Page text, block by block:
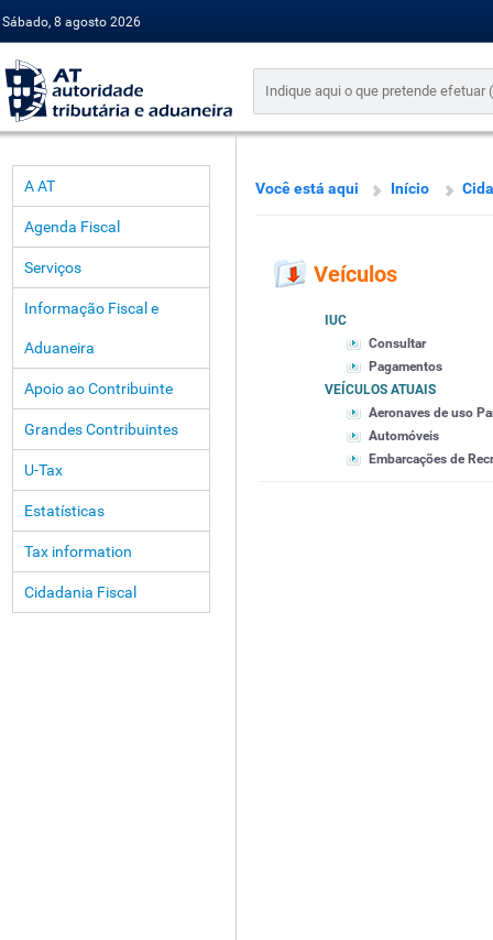
Sábado, 8 agosto 2026
A AT
Agenda Fiscal
Serviços
Informação Fiscal e
Aduaneira
Apoio ao Contribuinte
Grandes Contribuintes
U-Tax
Estatísticas
Tax information
Cidadania Fiscal
Você está aqui Início
Veículos
IUC
Consultar
Pagamentos
VEÍCULOS ATUAIS
Aeronaves de uso
Automóveis
Embarcações de